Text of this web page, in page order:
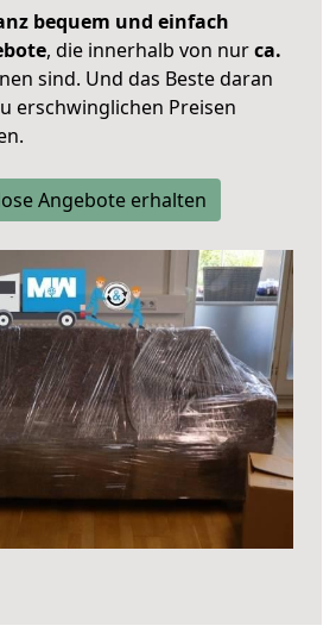
bequem und einfach
, die innerhalb von nurca.
sind. Und das Beste daran
erschwinglichen Preisen
Angebote erhalten